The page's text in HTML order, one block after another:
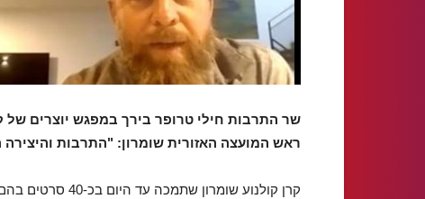
שר התרבות חילי טרופר בירך במפגש יוצרים של
ראש המועצה האזורית שומרון: "התרבות